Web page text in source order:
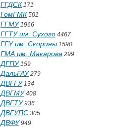
ГГДСК 171
ГомГМК 501
ГГМУ1966
ГГТУ им. Сухого 4467
ГГУ им. Скорины 1590
ГМА им. Макарова 299
ДГПУ159
ДальГАУ279
ДВГГУ134
ДВГМУ408
ДВГТУ936
ДВГУПС 305
ДВФУ949